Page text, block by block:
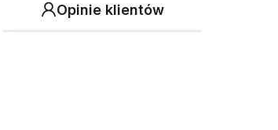
Opinie klientów